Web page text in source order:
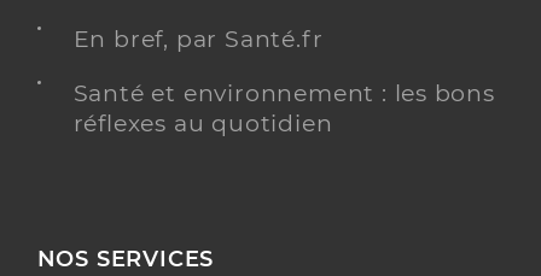
En bref, par Santé.fr
Santé et environnement : les bons
réflexes au quotidien
NOS SERVICES